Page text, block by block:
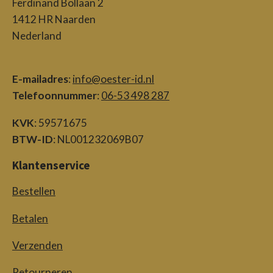
Ferdinand Bollaan 2
1412 HR Naarden
Nederland
E-mailadres: info@oester-id.nl
Telefoonnummer: 06-53 498 287
KVK: 59571675
BTW-ID: NL001232069B07
Klantenservice
Bestellen
Betalen
Verzenden